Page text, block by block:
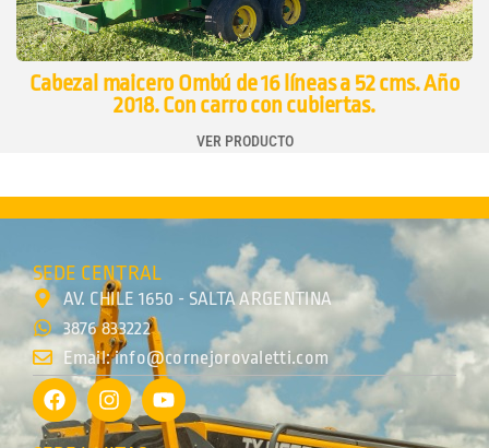
Cabezal maicero Ombú de 16 líneas a 52 cms. Año
2018. Con carro con cubiertas.
VER PRODUCTO
SEDE CENTRAL
AV. CHILE 1650 - SALTA ARGENTINA
3876 833222
Email: info@cornejorovaletti.com